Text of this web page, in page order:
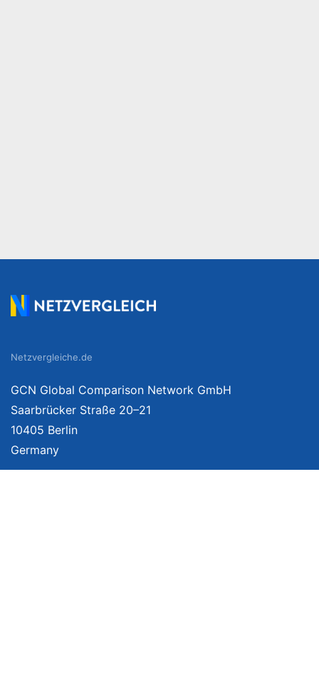
Netzvergleiche.de
GCN Global Comparison Network GmbH
Saarbrücker Straße 20–21
10405 Berlin
Germany